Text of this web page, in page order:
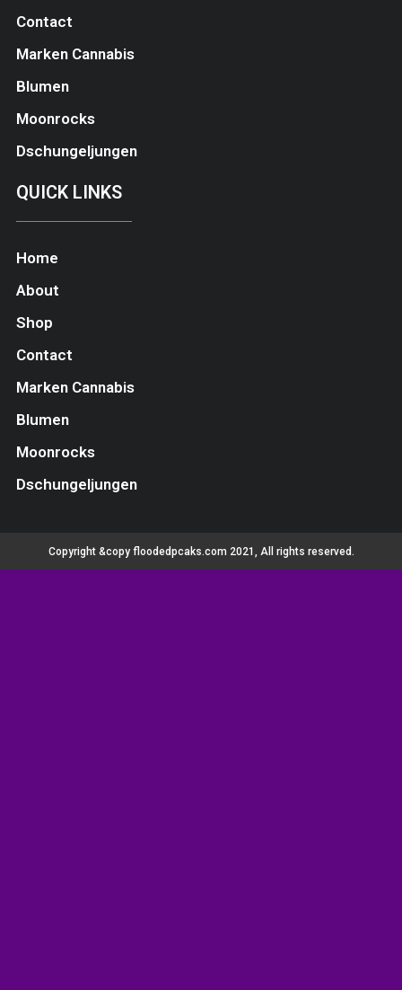
Contact
Marken Cannabis
Blumen
Moonrocks
Dschungeljungen
QUICK LINKS
Home
About
Shop
Contact
Marken Cannabis
Blumen
Moonrocks
Dschungeljungen
Copyright &copy floodedpcaks.com 2021, All rights reserved.